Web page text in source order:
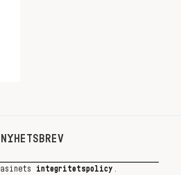
integritetspolicy